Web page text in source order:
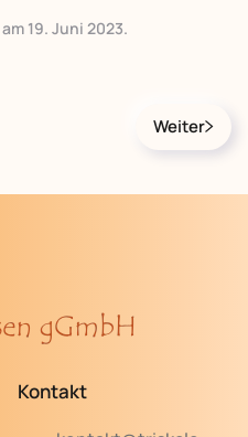
am 19. Juni 2023.
Weiter
Kontakt